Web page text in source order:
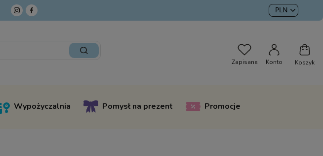
Wypożyczalnia Pomysł na prezent Promocje